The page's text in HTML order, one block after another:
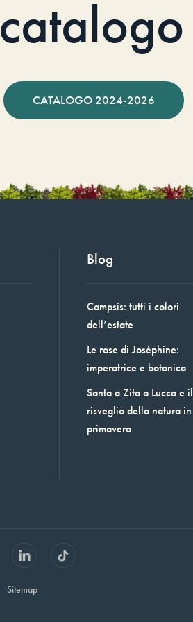
catalogo
CATALOGO 2024-2026
Blog
Campsis: tutti i colori
dell’estate
Le rose di Joséphine:
imperatrice e botanica
Santa a Zita a Lucca e il
risveglio della natura in
primavera
Sitemap